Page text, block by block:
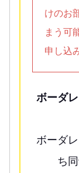
けのお
まう可
申し込
ボーダ
ボーダ
ち